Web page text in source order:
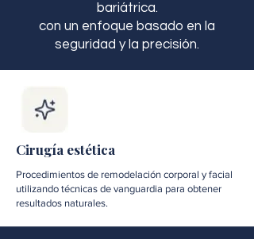
bariátrica.
con un enfoque basado en la
seguridad y la precisión.
Cirugía estética
Procedimientos de remodelación corporal y facial
utilizando técnicas de vanguardia para obtener
resultados naturales.